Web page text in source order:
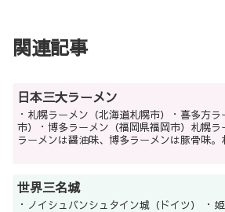
関連記事
日本三大ラーメン
・札幌ラーメン（北海道札幌市）・喜多方
市）・博多ラーメン（福岡県福岡市）札幌
ラーメンは醤油味、博多ラーメンは豚骨味
世界三名城
・ノイシュバンシュタイン城（ドイツ） ・姫路城（日本） ・紫禁城